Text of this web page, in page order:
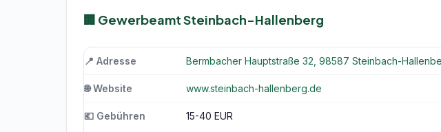
🏢 Gewerbeamt Steinbach-Hallenberg
📍 Adresse Bermbacher Hauptstraße 32, 98587 Steinbach-
🌐 Website www.steinbach-hallenberg.de
💶 Gebühren 15-40 EUR